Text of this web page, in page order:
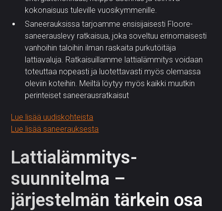
kokonaisuus tuleville vuosikymmenille.
Saneerauksissa tarjoamme ensisijaisesti Floore-
saneerauslevy ratkaisua, joka soveltuu erinomaisesti
vanhoihin taloihin ilman raskaita purkutöitäja
lattiavaluja. Ratkaisuillamme lattialämmitys voidaan
toteuttaa nopeasti ja luotettavasti myös olemassa
oleviin koteihin. Meiltä löytyy myös kaikki muutkin
perinteiset saneerausratkaisut
Lue lisää uudiskohteista
Lue lisää saneerauksesta
Lattialämmitys­
suunnitelma –
järjestelmän tärkein osa